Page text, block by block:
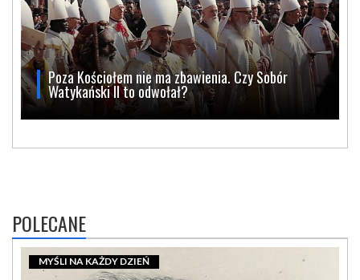
Poza Kościołem nie ma zbawienia. Czy Sobór
Watykański II to odwołał?
POLECANE
MYŚLI NA KAŻDY DZIEŃ